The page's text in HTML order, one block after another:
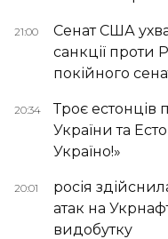
21:00
Сенат США
санкції проти
покійного
20:34
Троє естонців
України та
Україно!»
20:01
росія
атак на
видобутку